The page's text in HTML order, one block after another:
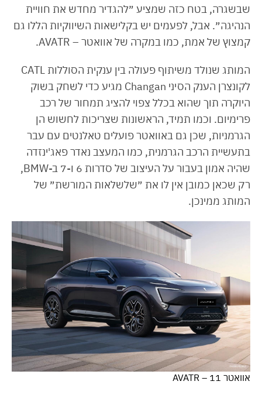
שבשגרה, בטח כזה שמציע ״להגדיר מחדש את חוויית
הנהיגה״. אבל, לפעמים יש בקלישאות השיווקיות הללו גם
קמצוץ של אמת, כמו במקרה של אוואטר – AVATR.
המותג שנולד משיתוף פעולה בין ענקית הסוללות CATL
לקונצרן הענק הסיני Changan מגיע כדי לשחק בשוק
היוקרה תוך שהוא בכלל צפוי להציג תמחור של רכב
פרימיום. וכמו תמיד, הראשונות שצריכות לחשוש הן
הגרמניות, שכן גם באוואטר פועלים טאלנטים עם עבר
בתעשיית הרכב הגרמנית, כמו המעצב נאדר פאג'ינזדה
שהיה אמון בעבור על העיצוב של סדרות 6 ו-7 ב-BMW,
רק שכאן כמובן אין לו את ״שלשלאות המורשת״ של
המותג ממינכן.
אוואטר 11 – AVATR